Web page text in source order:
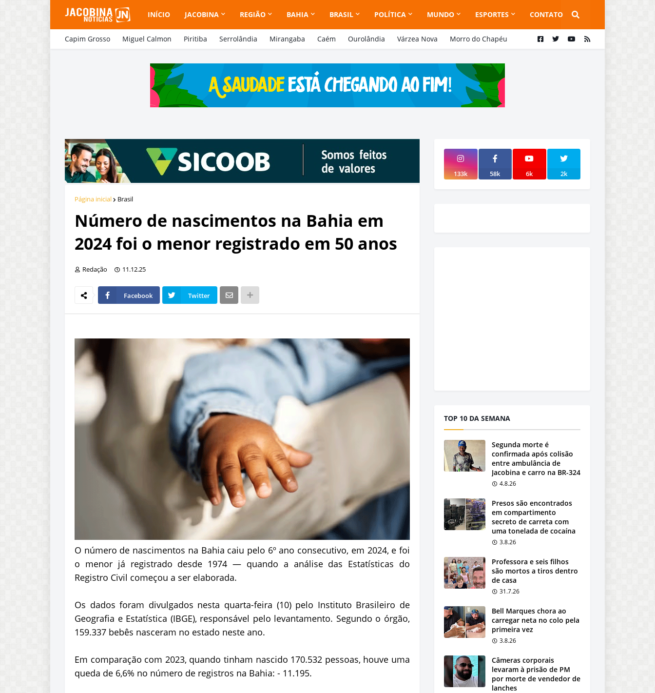
INÍCIO JACOBINA REGIÃO BAHIA BRASIL POLÍTICA MUNDO ESPORTES CONTATO
Capim Grosso Miguel Calmon Piritiba Serrolândia Mirangaba Caém Ourolândia Várzea Nova Morro do Chapéu
Página inicial Brasil
Número de nascimentos na Bahia em
2024 foi o menor registrado em 50 anos
Redação 11.12.25
Facebook Twitter
O número de nascimentos na Bahia caiu pelo 6º ano consecutivo, em 2024, e foi
o menor já registrado desde 1974 — quando a análise das Estatísticas do
Registro Civil começou a ser elaborada.
Os dados foram divulgados nesta quarta-feira (10) pelo Instituto Brasileiro de
Geografia e Estatística (IBGE), responsável pelo levantamento. Segundo o órgão,
159.337 bebês nasceram no estado neste ano.
Em comparação com 2023, quando tinham nascido 170.532 pessoas, houve uma
queda de 6,6% no número de registros na Bahia: - 11.195.
133k 58k 6k 2k
TOP 10 DA SEMANA
Segunda morte é
confirmada após colisão
entre ambulância de
Jacobina e carro na BR-324
4.8.26
Presos são encontrados
em compartimento
secreto de carreta com
uma tonelada de cocaína
3.8.26
Professora e seis filhos
são mortos a tiros dentro
de casa
31.7.26
Bell Marques chora ao
carregar neta no colo pela
primeira vez
3.8.26
Câmeras corporais
levaram à prisão de PM
por morte de vendedor de
lanches